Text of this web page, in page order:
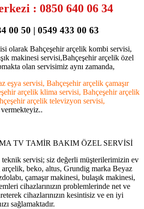
: 0850 640 06 34
00 50 | 0549 433 00 63
olarak Bahçeşehir arçelik kombi servisi,
makinesi servisi,Bahçeşehir arçelik özel
olan servisimiz aynı zamanda,
eşya servisi, Bahçeşehir arçelik çamaşır
arçelik klima servisi, Bahçeşehir arçelik
arçelik televizyon servisi,
TV TAMİR BAKIM ÖZEL SERVİSİ
servisi; siz değerli müşterilerimizin ev
beko, altus, Grundig marka Beyaz
çamaşır makinesi, bulaşık makinesi,
cihazlarınızın problemlerinde net ve
cihazlarınızın kesintisiz ve en iyi
sağlamaktadır.